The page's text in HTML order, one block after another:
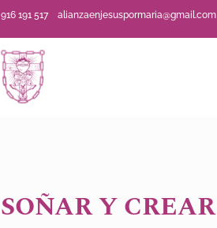
916 191 517alianzaenjesuspormaria@gmail.com
SOÑAR Y CREAR